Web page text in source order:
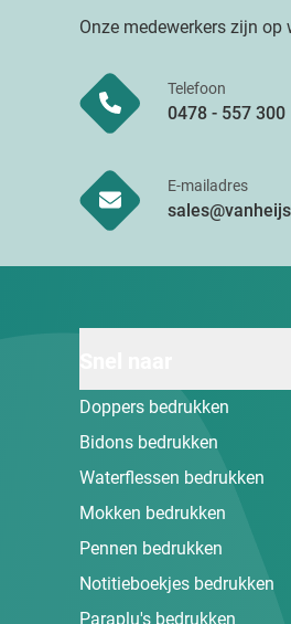
Onze medewerkers zijn
Telefoon
0478 - 557 300
E-mailadres
Doppers bedrukken
Bidons bedrukken
Waterflessen bedrukken
Mokken bedrukken
Pennen bedrukken
Notitieboekjes bedrukken
Paraplu's bedrukken